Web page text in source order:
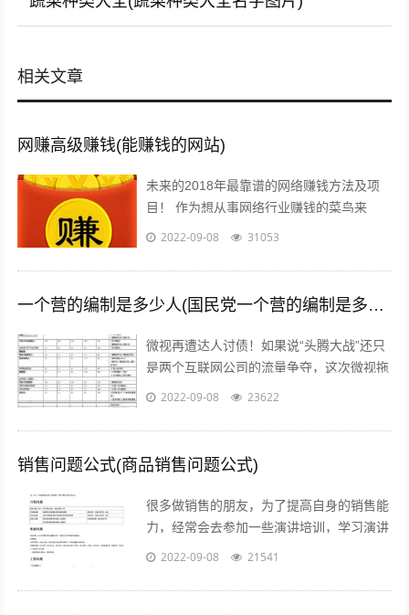
相关文章
网赚高级赚钱(能赚钱的网站)
未来的2018年最靠谱的网络赚钱方法及项
目！ 作为想从事网络行业赚钱的菜鸟来
说，那些打字、注册发帖、打码、挂机、时
2022-09-08 31053
一个营的编制是多少人(国民党一个营的编制是多少人)
微视再遭达人讨债！如果说“头腾大战”还只
是两个互联网公司的流量争夺，这次微视拖
欠达人补贴额的行为，无疑是雪上加霜，让
2022-09-08 23622
销售问题公式(商品销售问题公式)
很多做销售的朋友，为了提高自身的销售能
力，经常会去参加一些演讲培训，学习演讲
能力，训练自己的执行力，树立强大销售自
2022-09-08 21541